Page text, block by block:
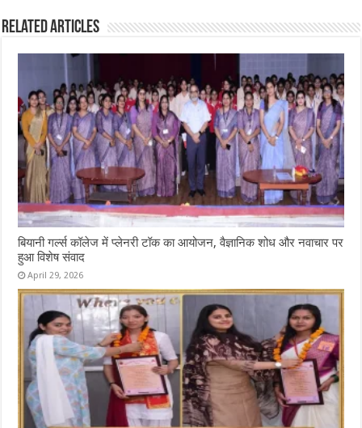
Related Articles
बियानी गर्ल्स कॉलेज में प्लेनरी टॉक का आयोजन, वैज्ञानिक शोध और नवाचार पर
हुआ विशेष संवाद
April 29, 2026